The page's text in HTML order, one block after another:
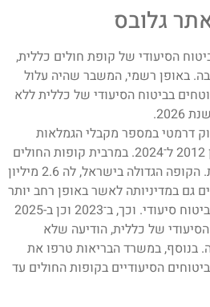
גלובס
הסיעודי של קופת חולים כללית,
באופן רשמי, המשבר שהיה עלול
המבוטחים בביטוח הסיעודי של כללית ללא
דרמטי במספר מקבלי הגמלאות
מקופות החולים ב־150% בין 2012 ל־2024. במרבית קופות החולים
לא צצה בעיה, למעט בכללית. הקופה הגדולה בישראל, לה 2.6 מיליון
גם במדיניותה לאשר באופן רחב יותר
לעומת מתחרותיה תביעות לביטוח סיעודי. וכך, ב־2023 וכן ב-2025
של כללית, הודיעה שלא
בנוסף, במשרד הבריאות טרפו את
הסיעודיים בקופות החולים עד